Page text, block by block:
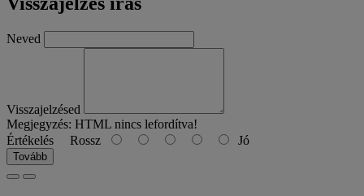
Neved
Visszajelzésed
Megjegyzés: HTML nincs lefordítva!
Értékelés Rossz Jó
Tovább